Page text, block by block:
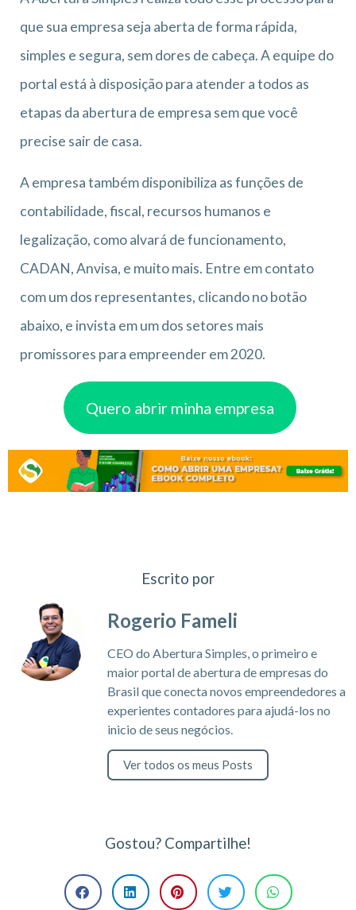
que sua empresa seja aberta de forma rápida,
simples e segura, sem dores de cabeça. A equipe do
portal está à disposição para atender a todos as
etapas da abertura de empresa sem que você
precise sair de casa.
A empresa também disponibiliza as funções de
contabilidade, fiscal, recursos humanos e
legalização, como alvará de funcionamento,
CADAN, Anvisa, e muito mais. Entre em contato
com um dos representantes, clicando no botão
abaixo, e invista em um dos setores mais
promissores para empreender em 2020.
Quero abrir minha empresa
Escrito por
Rogerio Fameli
CEO do Abertura Simples, o primeiro e
maior portal de abertura de empresas do
Brasil que conecta novos empreendedores a
experientes contadores para ajudá-los no
inicio de seus negócios.
Ver todos os meus Posts
Gostou? Compartilhe!